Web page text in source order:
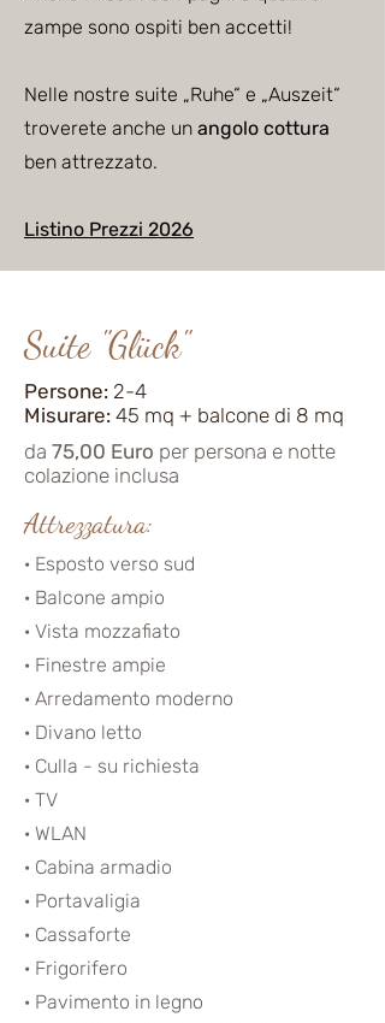
zampe sono ospiti ben accetti!
Nelle nostre suite „Ruhe“ e „Auszeit“
troverete anche un angolo cottura
ben attrezzato.
Listino Prezzi 2026
Suite "Glück"
Persone: 2-4
Misurare: 45 mq + balcone di 8 mq
da 75,00 Euro per persona e notte
colazione inclusa
Attrezzatura:
· Esposto verso sud
· Balcone ampio
· Vista mozzafiato
· Finestre ampie
· Arredamento moderno
· Divano letto
· Culla - su richiesta
· TV
· WLAN
· Cabina armadio
· Portavaligia
· Cassaforte
· Frigorifero
· Pavimento in legno